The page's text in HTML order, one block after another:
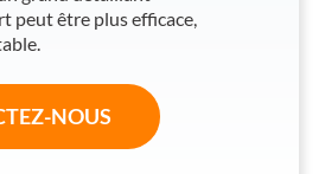
peut être plus efficace,
NOUS